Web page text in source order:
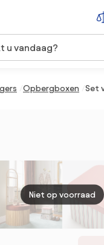
Opbergboxen Set
Niet op voorraad